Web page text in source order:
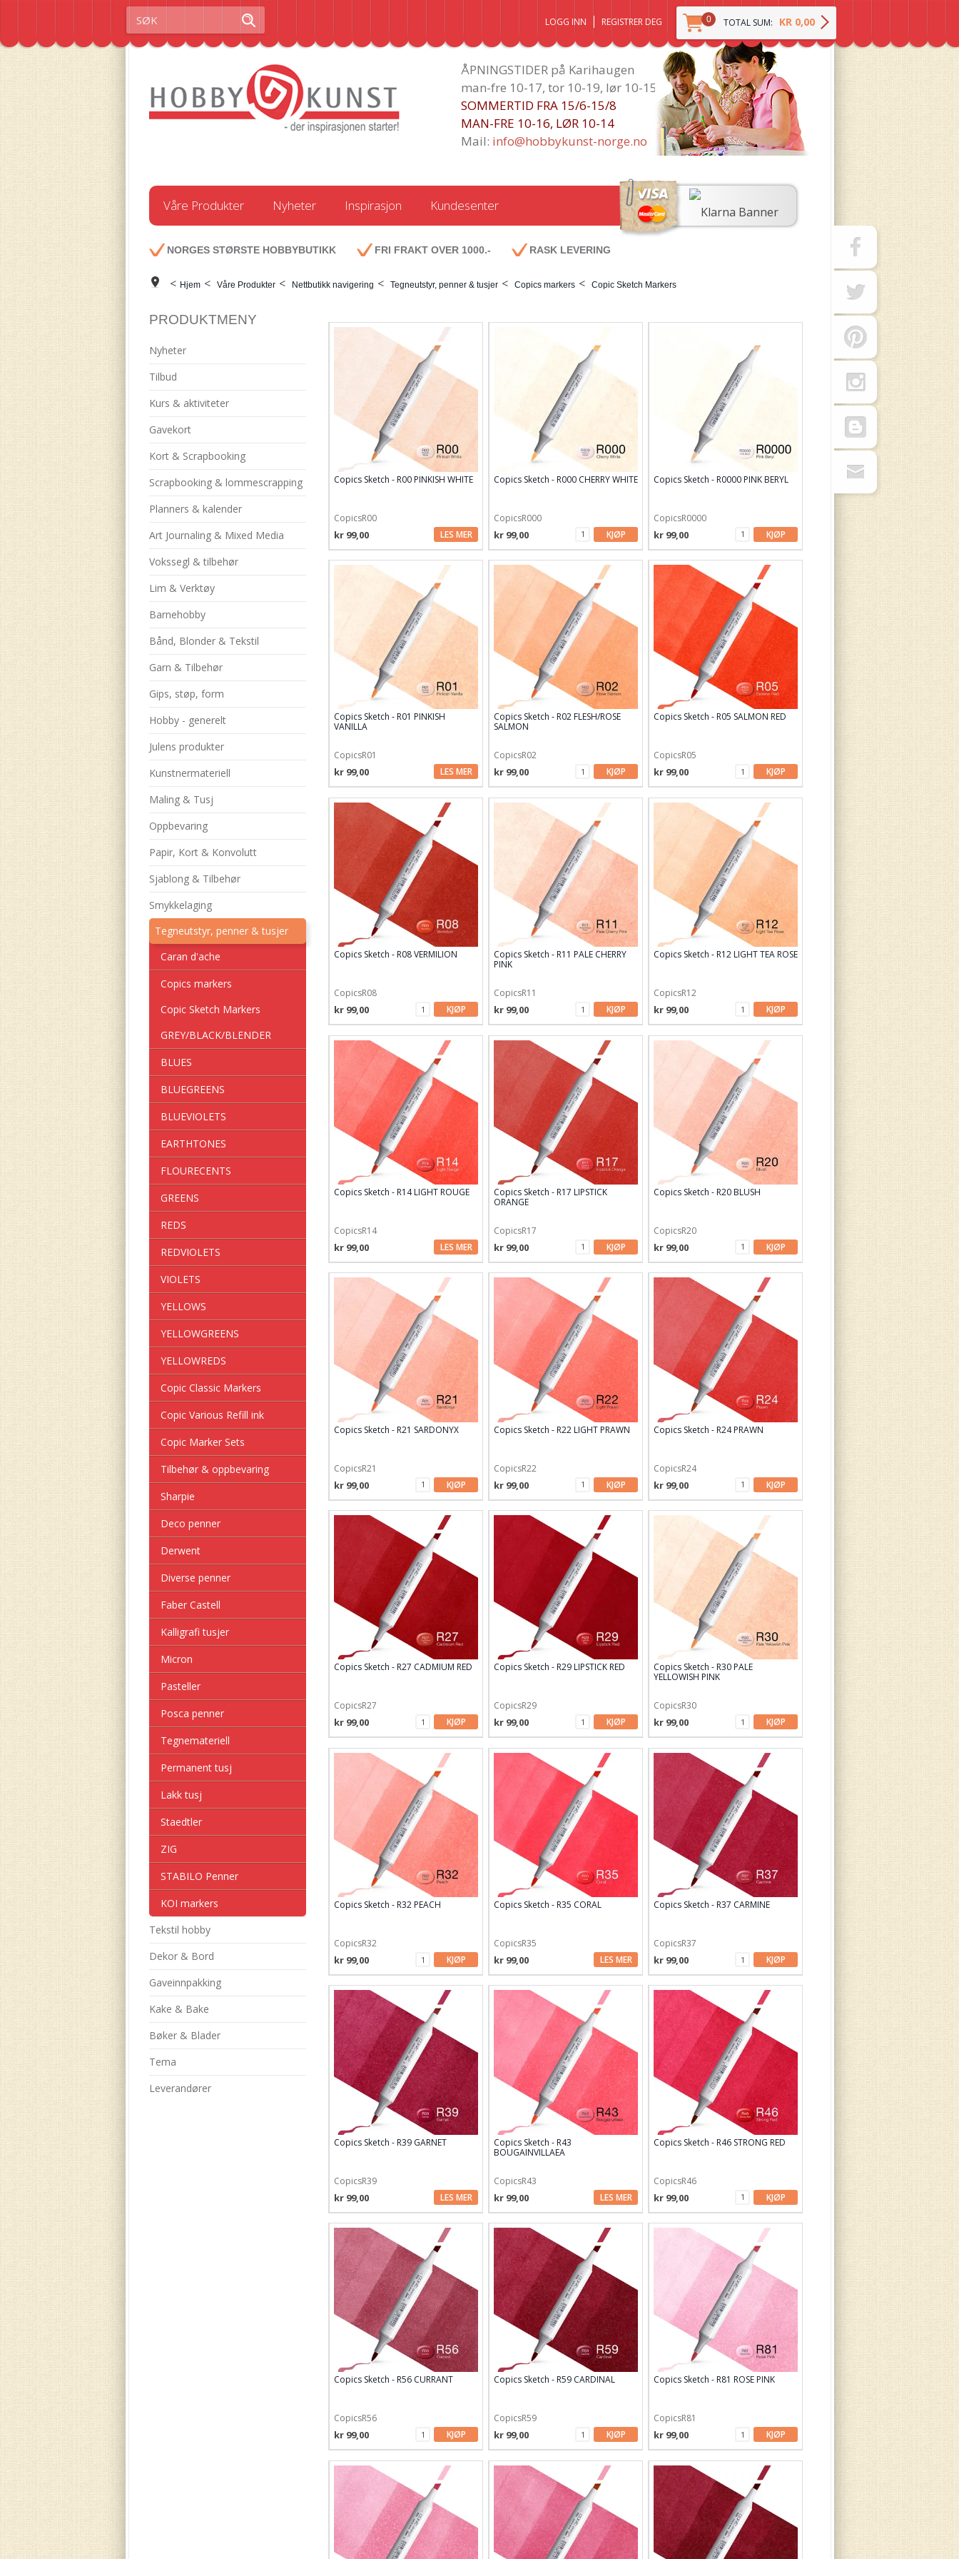
0 TOTAL SUM: KR 0,00
LOGG INN REGISTRER DEG
ÅPNINGSTIDER på Karihaugen
man-fre 10-17, tor 10-19, lør 10-15
SOMMERTID FRA 15/6-15/8
MAN-FRE 10-16, LØR 10-14
Mail: info@hobbykunst-norge.no
Våre Produkter Nyheter Inspirasjon Kundesenter
NORGES STØRSTE HOBBYBUTIKK FRI FRAKT OVER 1000.- RASK LEVERING
< Hjem < Våre Produkter < Nettbutikk navigering < Tegneutstyr, penner & tusjer < Copics markers < Copic Sketch Markers
PRODUKTMENY
Nyheter
Tilbud
Kurs & aktiviteter
Gavekort
Kort & Scrapbooking
Scrapbooking & lommescrapping
Planners & kalender
Art Journaling & Mixed Media
Vokssegl & tilbehør
Lim & Verktøy
Barnehobby
Bånd, Blonder & Tekstil
Garn & Tilbehør
Gips, støp, form
Hobby - generelt
Julens produkter
Kunstnermateriell
Maling & Tusj
Oppbevaring
Papir, Kort & Konvolutt
Sjablong & Tilbehør
Smykkelaging
Tegneutstyr, penner & tusjer
Caran d'ache
Copics markers
Copic Sketch Markers
GREY/BLACK/BLENDER
BLUES
BLUEGREENS
BLUEVIOLETS
EARTHTONES
FLOURECENTS
GREENS
REDS
REDVIOLETS
VIOLETS
YELLOWS
YELLOWGREENS
YELLOWREDS
Copic Classic Markers
Copic Various Refill ink
Copic Marker Sets
Tilbehør & oppbevaring
Sharpie
Deco penner
Derwent
Diverse penner
Faber Castell
Kalligrafi tusjer
Micron
Pasteller
Posca penner
Tegnemateriell
Permanent tusj
Lakk tusj
Staedtler
ZIG
STABILO Penner
KOI markers
Tekstil hobby
Dekor & Bord
Gaveinnpakking
Kake & Bake
Bøker & Blader
Tema
Leverandører
Copics Sketch - R00 PINKISH WHITE
CopicsR00
kr 99,00 LES MER
Copics Sketch - R000 CHERRY WHITE
CopicsR000
kr 99,00 KJØP
Copics Sketch - R0000 PINK BERYL
CopicsR0000
kr 99,00 KJØP
Copics Sketch - R01 PINKISH
VANILLA
CopicsR01
kr 99,00 LES MER
Copics Sketch - R02 FLESH/ROSE
SALMON
CopicsR02
kr 99,00 KJØP
Copics Sketch - R05 SALMON RED
CopicsR05
kr 99,00 KJØP
Copics Sketch - R08 VERMILION
CopicsR08
kr 99,00 KJØP
Copics Sketch - R11 PALE CHERRY
PINK
CopicsR11
kr 99,00 KJØP
Copics Sketch - R12 LIGHT TEA ROSE
CopicsR12
kr 99,00 KJØP
Copics Sketch - R14 LIGHT ROUGE
CopicsR14
kr 99,00 LES MER
Copics Sketch - R17 LIPSTICK
ORANGE
CopicsR17
kr 99,00 KJØP
Copics Sketch - R20 BLUSH
CopicsR20
kr 99,00 KJØP
Copics Sketch - R21 SARDONYX
CopicsR21
kr 99,00 KJØP
Copics Sketch - R22 LIGHT PRAWN
CopicsR22
kr 99,00 KJØP
Copics Sketch - R24 PRAWN
CopicsR24
kr 99,00 KJØP
Copics Sketch - R27 CADMIUM RED
CopicsR27
kr 99,00 KJØP
Copics Sketch - R29 LIPSTICK RED
CopicsR29
kr 99,00 KJØP
Copics Sketch - R30 PALE
YELLOWISH PINK
CopicsR30
kr 99,00 KJØP
Copics Sketch - R32 PEACH
CopicsR32
kr 99,00 KJØP
Copics Sketch - R35 CORAL
CopicsR35
kr 99,00 LES MER
Copics Sketch - R37 CARMINE
CopicsR37
kr 99,00 KJØP
Copics Sketch - R39 GARNET
CopicsR39
kr 99,00 LES MER
Copics Sketch - R43
BOUGAINVILLAEA
CopicsR43
kr 99,00 LES MER
Copics Sketch - R46 STRONG RED
CopicsR46
kr 99,00 KJØP
Copics Sketch - R56 CURRANT
CopicsR56
kr 99,00 KJØP
Copics Sketch - R59 CARDINAL
CopicsR59
kr 99,00 KJØP
Copics Sketch - R81 ROSE PINK
CopicsR81
kr 99,00 KJØP